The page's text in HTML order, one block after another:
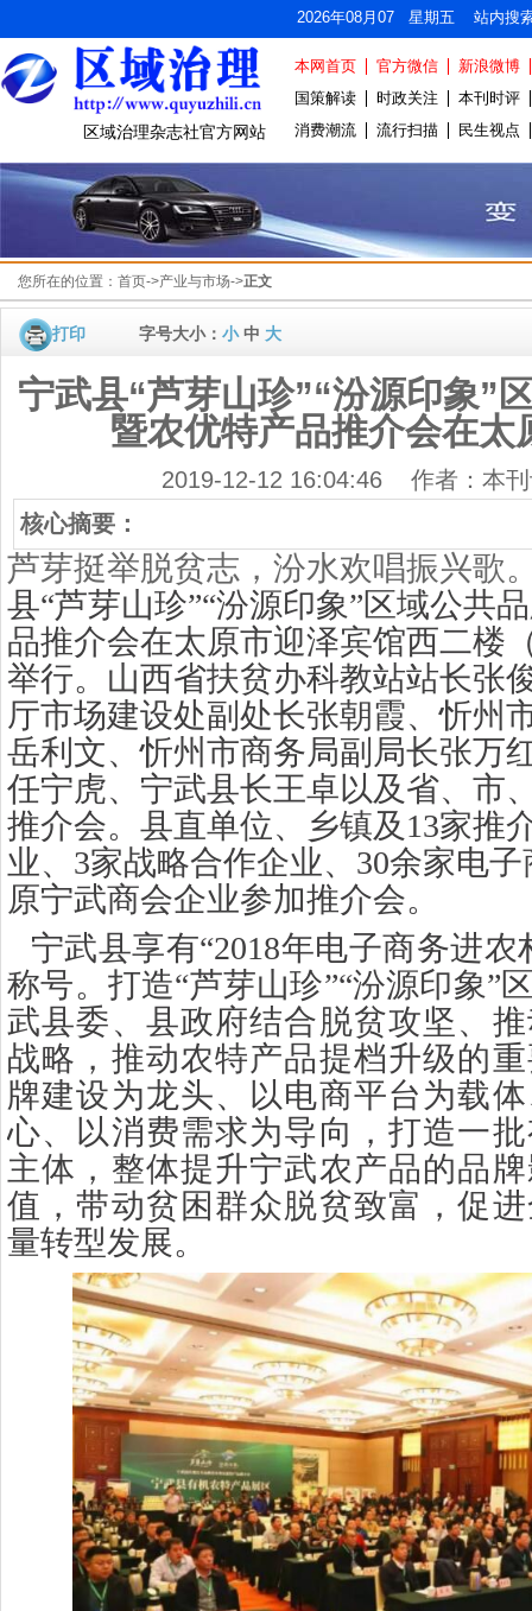
2026年08月07 星期五 站内搜
区域治理杂志社官方网站
本网首页 官方微信
新浪微博
国策解读
时政关注
本刊时评
消费潮流
流行扫描 民生视点
您所在的位置： 首页->产业与市场->正文
打印 字号大小： 小中 大
宁武县“芦芽山珍”“汾源印象”
暨农优特产品推介会在太
2019-12-12 16:04:46 作者：本刊
核心摘要：
芦芽挺举脱贫志，汾水欢唱振兴歌
县“芦芽山珍”“汾源印象”区域公共
品推介会在太原市迎泽宾馆西二楼
举行。山西省扶贫办科教站站长张
厅市场建设处副处长张朝霞、忻州
岳利文、忻州市商务局副局长张万
任宁虎、宁武县长王卓以及省、市
推介会。县直单位、乡镇及13家推
业、3家战略合作企业、30余家电
原宁武商会企业参加推介会。
宁武县享有“2018年电子商务进
称号。打造“芦芽山珍”“汾源印象”
武县委、县政府结合脱贫攻坚、
战略，推动农特产品提档升级的
牌建设为龙头、以电商平台为载
心、以消费需求为导向，打造一
主体，整体提升宁武农产品的品
值，带动贫困群众脱贫致富，促
量转型发展。